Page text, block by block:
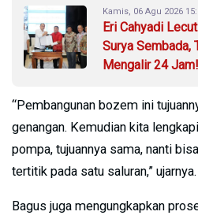
Kamis, 06 Agu 2026
Eri Cahyadi
Surya Sembada,
Mengalir 24 Jam!
“Pembangunan bozem ini
genangan. Kemudian kita
pompa, tujuannya sama, nanti
tertitik pada satu saluran,” ujarnya.
Bagus juga mengungkapkan